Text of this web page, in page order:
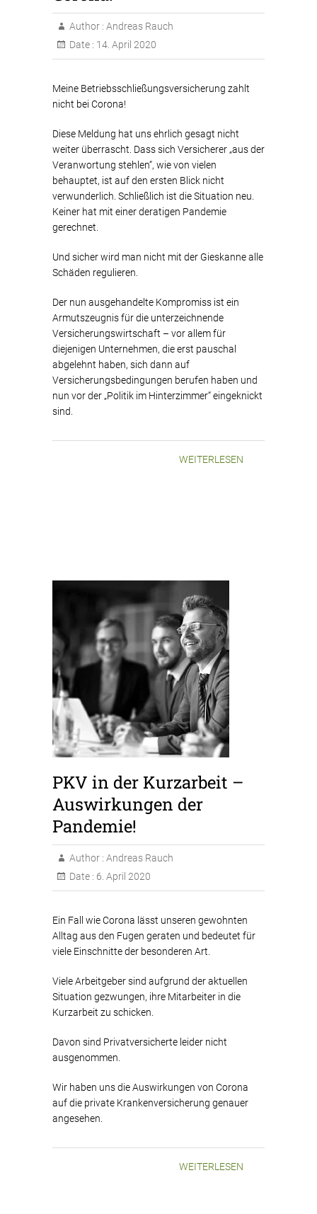
Author : Andreas Rauch
Date : 14. April 2020
Meine Betriebsschließungsversicherung zahlt
nicht bei Corona!
Diese Meldung hat uns ehrlich gesagt nicht
weiter überrascht. Dass sich Versicherer „aus der
Veranwortung stehlen“, wie von vielen
behauptet, ist auf den ersten Blick nicht
verwunderlich. Schließlich ist die Situation neu.
Keiner hat mit einer deratigen Pandemie
gerechnet.
Und sicher wird man nicht mit der Gieskanne alle
Schäden regulieren.
Der nun ausgehandelte Kompromiss ist ein
Armutszeugnis für die unterzeichnende
Versicherungswirtschaft – vor allem für
diejenigen Unternehmen, die erst pauschal
abgelehnt haben, sich dann auf
Versicherungsbedingungen berufen haben und
nun vor der „Politik im Hinterzimmer“ eingeknickt
sind.
WEITERLESEN
PKV in der Kurzarbeit –
Auswirkungen der
Pandemie!
Author : Andreas Rauch
Date : 6. April 2020
Ein Fall wie Corona lässt unseren gewohnten
Alltag aus den Fugen geraten und bedeutet für
viele Einschnitte der besonderen Art.
Viele Arbeitgeber sind aufgrund der aktuellen
Situation gezwungen, ihre Mitarbeiter in die
Kurzarbeit zu schicken.
Davon sind Privatversicherte leider nicht
ausgenommen.
Wir haben uns die Auswirkungen von Corona
auf die private Krankenversicherung genauer
angesehen.
WEITERLESEN